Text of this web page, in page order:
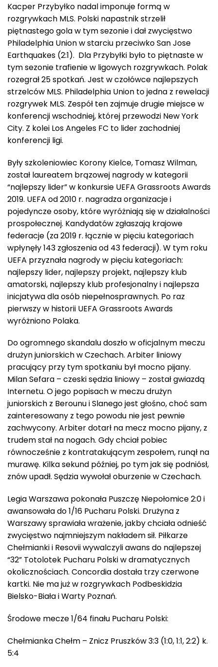
Kacper Przybyłko nadal imponuje formą w
rozgrywkach MLS. Polski napastnik strzelił
piętnastego gola w tym sezonie i dał zwycięstwo
Philadelphia Union w starciu przeciwko San Jose
Earthquakes (2:1). Dla Przybyłki było to piętnaste w
tym sezonie trafienie w ligowych rozgrywkach. Polak
rozegrał 25 spotkań. Jest w czołówce najlepszych
strzelców MLS. Philadelphia Union to jedna z rewelacji
rozgrywek MLS. Zespół ten zajmuje drugie miejsce w
konferencji wschodniej, której przewodzi New York
City. Z kolei Los Angeles FC to lider zachodniej
konferencji ligi.
Były szkoleniowiec Korony Kielce, Tomasz Wilman,
został laureatem brązowej nagrody w kategorii
“najlepszy lider” w konkursie UEFA Grassroots Awards
2019. UEFA od 2010 r. nagradza organizacje i
pojedyncze osoby, które wyróżniają się w działalności
prospołecznej. Kandydatów zgłaszają krajowe
federacje (za 2019 r. łącznie w pięciu kategoriach
wpłynęły 143 zgłoszenia od 43 federacji). W tym roku
UEFA przyznała nagrody w pięciu kategoriach:
najlepszy lider, najlepszy projekt, najlepszy klub
amatorski, najlepszy klub profesjonalny i najlepsza
inicjatywa dla osób niepełnosprawnych. Po raz
pierwszy w historii UEFA Grassroots Awards
wyróżniono Polaka.
Do ogromnego skandalu doszło w oficjalnym meczu
drużyn juniorskich w Czechach. Arbiter liniowy
pracujący przy tym spotkaniu był mocno pijany.
Milan Sefara – czeski sędzia liniowy – został gwiazdą
Internetu. O jego popisach w meczu drużyn
juniorskich z Berounu i Slanego jest głośno, choć sam
zainteresowany z tego powodu nie jest pewnie
zachwycony. Arbiter dotarł na mecz mocno pijany, z
trudem stał na nogach. Gdy chciał pobiec
równocześnie z kontratakującym zespołem, runął na
murawę. Kilka sekund później, po tym jak się podniósł,
znów upadł. Sędzia wywołał oburzenie w Czechach.
Legia Warszawa pokonała Puszczę Niepołomice 2:0 i
awansowała do 1/16 Pucharu Polski. Drużyna z
Warszawy sprawiała wrażenie, jakby chciała odnieść
zwycięstwo najmniejszym nakładem sił. Piłkarze
Chełmianki i Resovii wywalczyli awans do najlepszej
“32” Totolotek Pucharu Polski w dramatycznych
okolicznościach. Concordia dostała trzy czerwone
kartki. Nie ma już w rozgrywkach Podbeskidzia
Bielsko-Biała i Warty Poznań.
Środowe mecze 1/64 finału Pucharu Polski:
Chełmianka Chełm – Znicz Pruszków 3:3 (1:0, 1:1, 2:2) k.
5:4